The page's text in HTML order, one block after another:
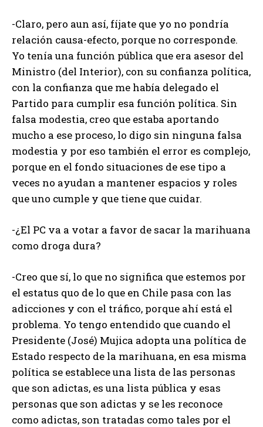
-Claro, pero aun así, fíjate que yo no pondría
relación causa-efecto, porque no corresponde.
Yo tenía una función pública que era asesor del
Ministro (del Interior), con su confianza política,
con la confianza que me había delegado el
Partido para cumplir esa función política. Sin
falsa modestia, creo que estaba aportando
mucho a ese proceso, lo digo sin ninguna falsa
modestia y por eso también el error es complejo,
porque en el fondo situaciones de ese tipo a
veces no ayudan a mantener espacios y roles
que uno cumple y que tiene que cuidar.
-¿El PC va a votar a favor de sacar la marihuana
como droga dura?
-Creo que sí, lo que no significa que estemos por
el estatus quo de lo que en Chile pasa con las
adicciones y con el tráfico, porque ahí está el
problema. Yo tengo entendido que cuando el
Presidente (José) Mujica adopta una política de
Estado respecto de la marihuana, en esa misma
política se establece una lista de las personas
que son adictas, es una lista pública y esas
personas que son adictas y se les reconoce
como adictas, son tratadas como tales por el